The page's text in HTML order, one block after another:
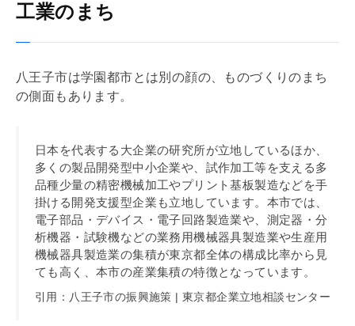
工業のまち
八王子市は学園都市とは別の顔の、ものづくりのまち
の側面もあります。
日本を代表する大企業の研究所が立地しているほか、
多くの製品開発型中小企業や、試作加工等を支える多
品種少量の精密機械加工やプリント基板製造などを手
掛ける開発支援型企業も立地しています。本市では、
電子部品・デバイス・電子回路製造業や、測定器・分
析機器・試験機などの業務用機械器具製造業や生産用
機械器具製造業の集積が東京都全体の構成比率から見
ても高く、本市の産業集積の特徴となっています。
引用：八王子市の振興施策 | 東京都企業立地相談センター